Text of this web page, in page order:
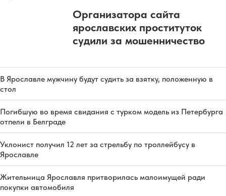
Организатора сайта
ярославских проституток
судили за мошенничество
В Ярославле мужчину будут судить за взятку, положенную в
стол
Погибшую во время свидания с турком модель из Петербурга
отпели в Белграде
Уклонист получил 12 лет за стрельбу по троллейбусу в
Ярославле
Жительница Ярославля притворилась малоимущей ради
покупки автомобиля